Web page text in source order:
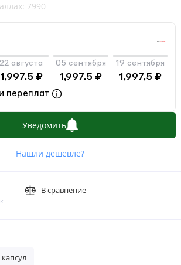
7990
22 августа
1,997.5 ₽
05 сентября
1,997.5 ₽
19 сентября
1,997,5 ₽
переплат
Уведомить
Нашли дешевле?
В сравнение
капсул